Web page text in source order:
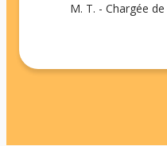
M. T. - Chargée